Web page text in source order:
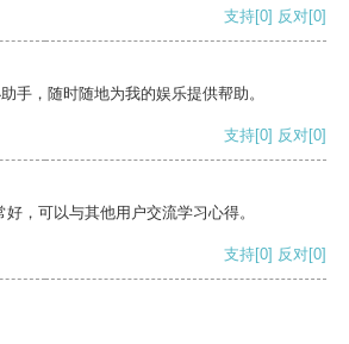
支持[0] 反对[0]
手，随时随地为我的娱乐提供帮助。
支持[0] 反对[0]
，可以与其他用户交流学习心得。
支持[0] 反对[0]